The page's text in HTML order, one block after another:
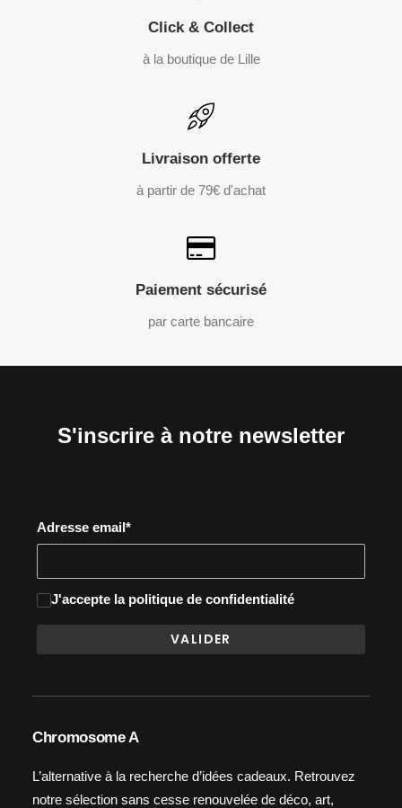
Click & Collect
à la boutique de Lille
Livraison offerte
à partir de 79€ d'achat
Paiement sécurisé
par carte bancaire
S'inscrire à notre newsletter
Adresse email*
J'accepte la politique de confidentialité
Chromosome A
L’alternative à la recherche d’idées cadeaux. Retrouvez
notre sélection sans cesse renouvelée de déco, art,